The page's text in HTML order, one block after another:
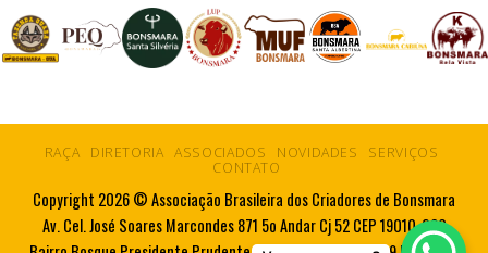
RAÇA DIRETORIA ASSOCIADOS NOVIDADES
SERVIÇOS
CONTATO
Copyright 2026 © Associação Brasileira dos Criadores de Bonsmara
Av. Cel. José Soares Marcondes 871 5o Andar Cj 52 CEP 19010-080